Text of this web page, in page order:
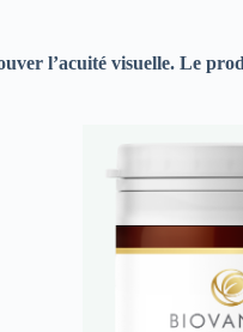
l’acuité visuelle. Le